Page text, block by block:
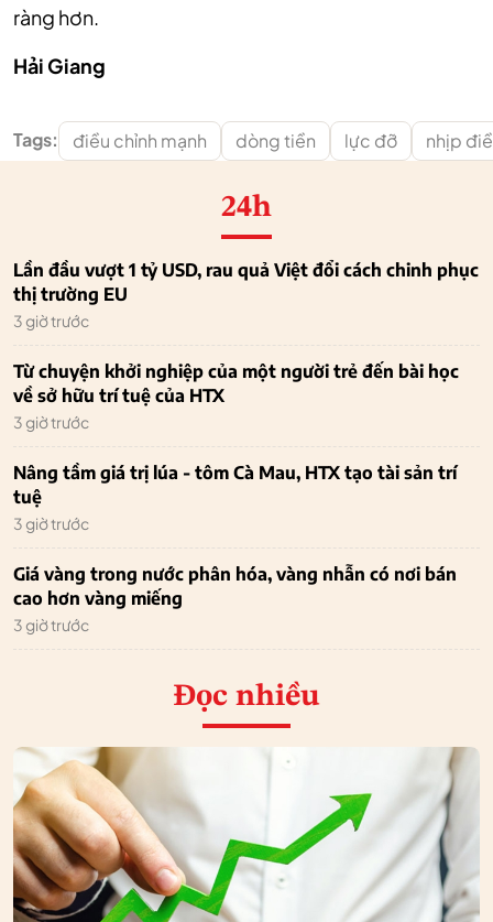
ràng hơn.
Hải Giang
Tags: điều chỉnh mạnh dòng tiền lực đỡ nhịp
24h
Lần đầu vượt 1 tỷ USD, rau quả Việt đổi cách chinh phục
thị trường EU
3 giờ trước
Từ chuyện khởi nghiệp của một người trẻ đến bài học
về sở hữu trí tuệ của HTX
3 giờ trước
Nâng tầm giá trị lúa - tôm Cà Mau, HTX tạo tài sản trí
tuệ
3 giờ trước
Giá vàng trong nước phân hóa, vàng nhẫn có nơi bán
cao hơn vàng miếng
3 giờ trước
Đọc nhiều